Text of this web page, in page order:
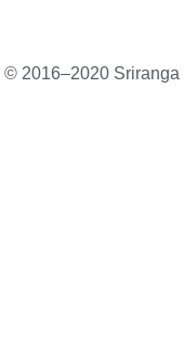
© 2016–2020 Sriranga